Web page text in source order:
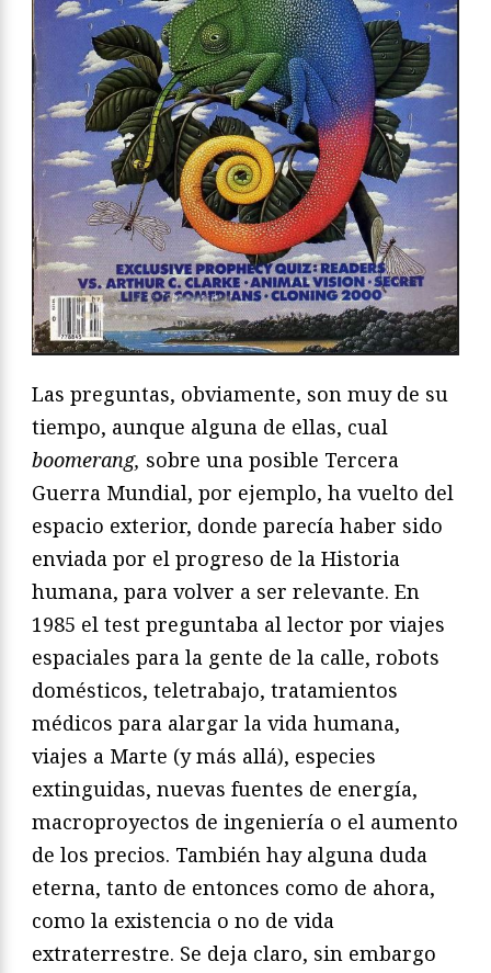
Las preguntas, obviamente, son muy de su
tiempo, aunque alguna de ellas, cual
boomerang, sobre una posible Tercera
Guerra Mundial, por ejemplo, ha vuelto del
espacio exterior, donde parecía haber sido
enviada por el progreso de la Historia
humana, para volver a ser relevante. En
1985 el test preguntaba al lector por viajes
espaciales para la gente de la calle, robots
domésticos, teletrabajo, tratamientos
médicos para alargar la vida humana,
viajes a Marte (y más allá), especies
extinguidas, nuevas fuentes de energía,
macroproyectos de ingeniería o el aumento
de los precios. También hay alguna duda
eterna, tanto de entonces como de ahora,
como la existencia o no de vida
extraterrestre. Se deja claro, sin embargo